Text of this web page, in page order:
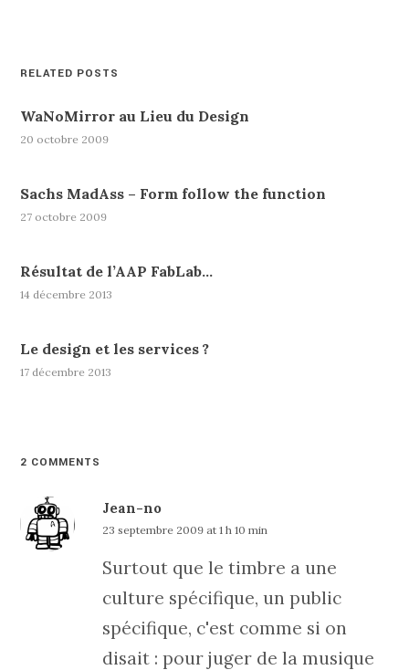
RELATED POSTS
WaNoMirror au Lieu du Design
20 octobre 2009
Sachs MadAss – Form follow the function
27 octobre 2009
Résultat de l’AAP FabLab…
14 décembre 2013
Le design et les services ?
17 décembre 2013
2 COMMENTS
Jean-no
23 septembre 2009 at 1 h 10 min
Surtout que le timbre a une
culture spécifique, un public
spécifique, c'est comme si on
disait : pour juger de la musique